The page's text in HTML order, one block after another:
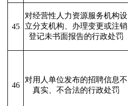
45
对经营性人力资源服务机构设
立分支机构、办理变更或注销
登记未书面报告的行政处罚
46
对用人单位发布的招聘信息不
真实、不合法的行政处罚